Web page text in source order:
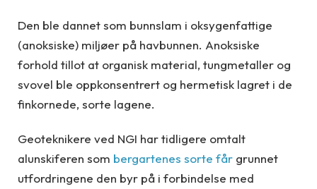
Den ble dannet som bunnslam i oksygenfattige
(anoksiske) miljøer på havbunnen. Anoksiske
forhold tillot at organisk material, tungmetaller og
svovel ble oppkonsentrert og hermetisk lagret i de
finkornede, sorte lagene.
Geoteknikere ved NGI har tidligere omtalt
alunskiferen som bergartenes sorte får grunnet
utfordringene den byr på i forbindelse med